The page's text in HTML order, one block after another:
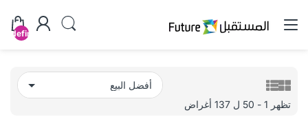
undefined
تظهر 1 - 50 ل 137 أغراض